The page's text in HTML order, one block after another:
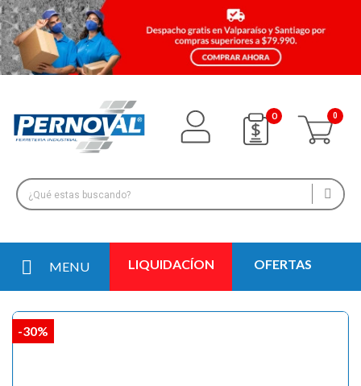
0
MENU LIQUIDACÍON OFERTAS
-30%